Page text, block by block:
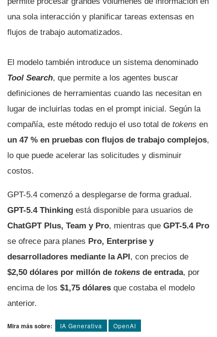
una sola interacción y planificar tareas extensas en
flujos de trabajo automatizados.
El modelo también introduce un sistema denominado
Tool Search, que permite a los agentes buscar
definiciones de herramientas cuando las necesitan en
lugar de incluirlas todas en el prompt inicial. Según la
compañía, este método redujo el uso total de tokens en
un 47 % en pruebas con flujos de trabajo complejos,
lo que puede acelerar las solicitudes y disminuir
costos.
GPT-5.4 comenzó a desplegarse de forma gradual.
GPT-5.4 Thinking está disponible para usuarios de
ChatGPT Plus, Team y Pro, mientras que GPT-5.4 Pro
se ofrece para planes Pro, Enterprise y
desarrolladores mediante la API , con precios de
$2,50 dólares por millón de tokens de entrada, por
encima de los $1,75 dólares que costaba el modelo
anterior.
Mira más sobre: IA Generativa OpenAI